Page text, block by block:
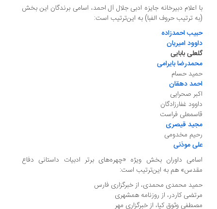
با اعلام دبیرخانه جایزه ادبی جلال آل احمد، اسامی برندگان این بخش
(به ترتیب حروف الفبا) به این‌ترتیب است:
حبیب احمدزاده
داوود امیریان
گلعلی بابایی
محمدرضا بایرامی
حمید حسام
احمد دهقان
اکبر صحرایی
داوود غفارزادگان
قاسمعلی فراست
مجید قیصری
رحیم مخدومی
علی موذنی
اسامی داوران بخش ویژه «چهره‌های برتر ادبیات داستانی دفاع
مقدس» هم به این‌ترتیب است:
حمید محمدی محمدی، از خبرگزاری فارس
مرتضی کاردر، از روزنامه همشهری
مصطفی وثوق کیا، از خبرگزاری مهر